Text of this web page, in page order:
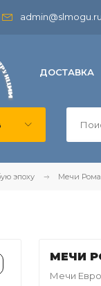
admin@slmogu.ru
ДОСТАВКА
эпоху Мечи
МЕЧИ
Мечи